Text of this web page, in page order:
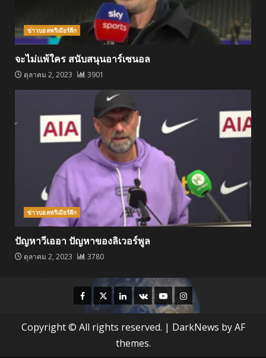
ข่าวบอลพรีเมียร์ลีก
จะไม่แพ้ใคร สนับสนุนอาร์เซนอล
ตุลาคม 2, 2023 3901
ข่าวบอลพรีเมียร์ลีก
ปัญหาวีเออา ปัญหาของลิเวอร์พูล
ตุลาคม 2, 2023 3780
Facebook
TwitterLinkedin
VK YoutubeInstagram
Copyright © All rights reserved. | DarkNews by AF
themes.